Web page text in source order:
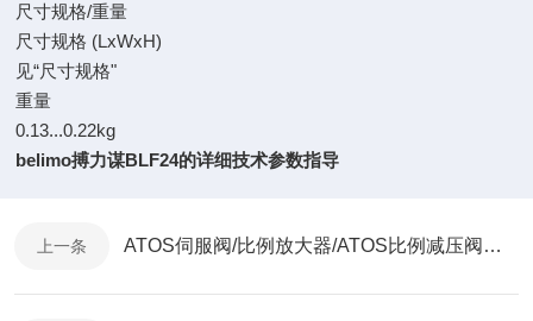
尺寸规格/重量
尺寸规格 (LxWxH)
见“尺寸规格"
重量
0.13...0.22kg
belimo搏力谋BLF24的详细技术参数指导
上一条 ATOS伺服阀/比例放大器/ATOS比例减压阀供应商选型指南：口碑、型号齐全度与交货速度如何权衡